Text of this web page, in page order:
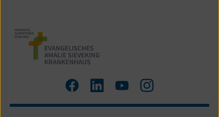
Zum
Facebook
Zum
LinkedIn
Zum
YouTube
Zum
Instagram